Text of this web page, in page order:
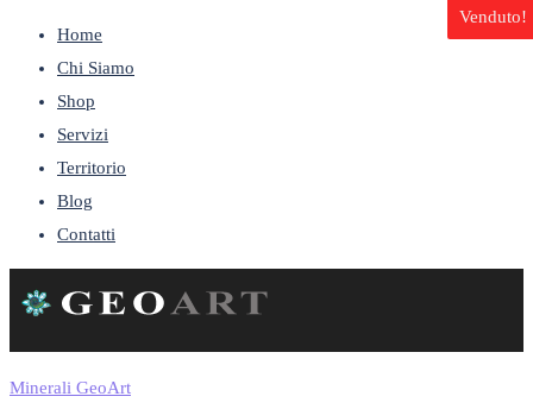
Home
Chi Siamo
Shop
Servizi
Territorio
Blog
Contatti
Minerali GeoArt
Venduto!